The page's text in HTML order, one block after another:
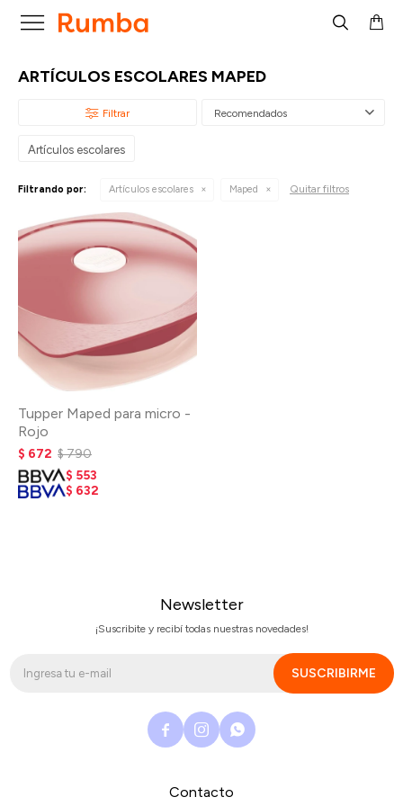

ARTÍCULOS ESCOLARES MAPED
Recomendados
Artículos escolares
Filtrando por: Artículos escolares Maped Quitar filtros
Tupper Maped para micro -
Rojo
$ 672 $790
$ 553
$ 632
Contacto
Newsletter
¡Suscribite y recibí todas nuestras novedades!
SUSCRIBIRME
  